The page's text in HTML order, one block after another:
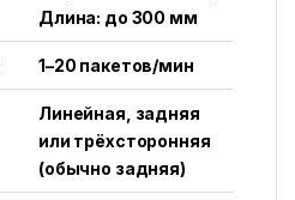
Длина: до 300 мм
1–20 пакетов/мин
Линейная, задняя
или трёхсторонняя
(обычно задняя)